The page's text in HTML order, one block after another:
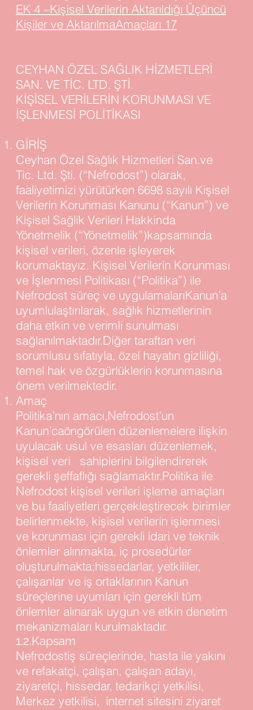
EK 4 –Kişisel Verilerin Aktarıldığı Üçüncü
Kişiler ve AktarılmaAmaçları 17
CEYHAN ÖZEL SAĞLIK HİZMETLERİ
SAN. VE TİC. LTD. ŞTİ.
KİŞİSEL VERİLERİN KORUNMASI VE
İŞLENMESİ POLİTİKASI
GİRİŞ
Ceyhan Özel Sağlık Hizmetleri San.ve
Tic. Ltd. Şti. (“Nefrodost”) olarak,
faaliyetimizi yürütürken 6698 sayılı Kişisel
Verilerin Korunması Kanunu (“Kanun”) ve
Kişisel Sağlik Verileri Hakkinda
Yönetmelik (“Yönetmelik”)kapsamında
kişisel verileri, özenle işleyerek
korumaktayız. Kişisel Verilerin Korunması
ve İşlenmesi Politikası (“Politika”) ile
Nefrodost süreç ve uygulamalarıKanun’a
uyumlulaştırılarak, sağlık hizmetlerinin
daha etkin ve verimli sunulması
sağlanılmaktadır.Diğer taraftan veri
sorumlusu sıfatıyla, özel hayatın gizliliği,
temel hak ve özgürlüklerin korunmasına
önem verilmektedir.
Amaç
Politika’nın amacı,Nefrodost’un
Kanun’caöngörülen düzenlemelere ilişkin
uyulacak usul ve esasları düzenlemek,
kişisel veri sahiplerini bilgilendirerek
gerekli şeffaflığı sağlamaktır.Politika ile
Nefrodost kişisel verileri işleme amaçları
ve bu faaliyetleri gerçekleştirecek birimler
belirlenmekte, kişisel verilerin işlenmesi
ve korunması için gerekli idari ve teknik
önlemler alınmakta, iç prosedürler
oluşturulmakta;hissedarlar, yetkililer,
çalışanlar ve iş ortaklarının Kanun
süreçlerine uyumları için gerekli tüm
önlemler alınarak uygun ve etkin denetim
mekanizmaları kurulmaktadır.
1.2.Kapsam
Nefrodostiş süreçlerinde, hasta ile yakını
ve refakatçi, çalışan, çalışan adayı,
ziyaretçi, hissedar, tedarikçi yetkilisi,
Merkez yetkilisi, internet sitesini ziyaret